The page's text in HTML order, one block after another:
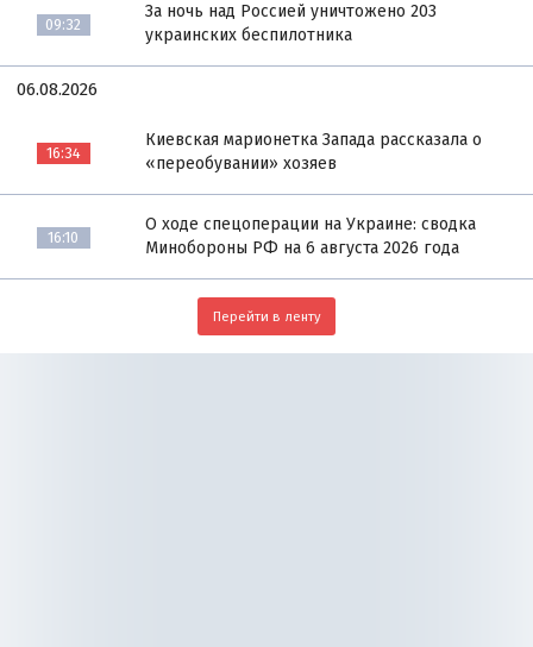
09:32
За ночь над Россией уничтожено 203
украинских беспилотника
06.08.2026
16:34
Киевская марионетка Запада рассказала о
«переобувании» хозяев
16:10
О ходе спецоперации на Украине: сводка
Минобороны РФ на 6 августа 2026 года
Перейти в ленту